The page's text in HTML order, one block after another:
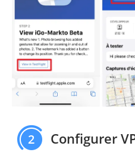
2 Configurer